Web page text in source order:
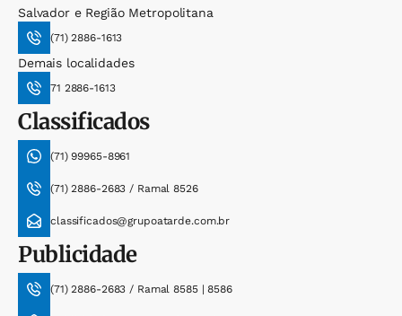
Salvador e Região Metropolitana
(71) 2886-1613
Demais localidades
71 2886-1613
Classificados
(71) 99965-8961
(71) 2886-2683 / Ramal 8526
classificados@grupoatarde.com.br
Publicidade
(71) 2886-2683 / Ramal 8585 | 8586